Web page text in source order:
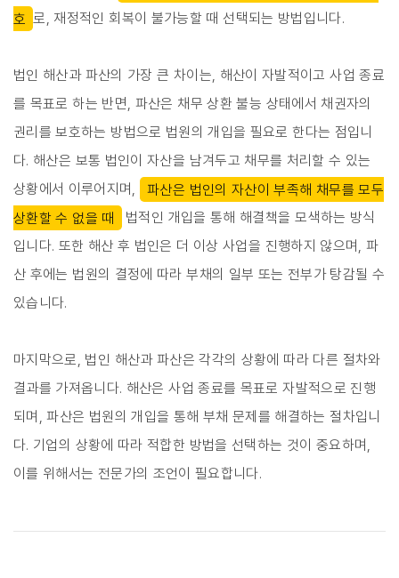
호 로, 재정적인 회복이 불가능할 때 선택되는 방법입니다.
법인 해산과 파산의 가장 큰 차이는, 해산이 자발적이고 사업 종료
를 목표로 하는 반면, 파산은 채무 상환 불능 상태에서 채권자의
권리를 보호하는 방법으로 법원의 개입을 필요로 한다는 점입니
다. 해산은 보통 법인이 자산을 남겨두고 채무를 처리할 수 있는
상황에서 이루어지며,
파산은 법인의 자산이 부족해 채무를 모두
상환할 수 없을 때
법적인 개입을 통해 해결책을 모색하는 방식
입니다. 또한 해산 후 법인은 더 이상 사업을 진행하지 않으며, 파
산 후에는 법원의 결정에 따라 부채의 일부 또는 전부가 탕감될 수
있습니다.
마지막으로, 법인 해산과 파산은 각각의 상황에 따라 다른 절차와
결과를 가져옵니다. 해산은 사업 종료를 목표로 자발적으로 진행
되며, 파산은 법원의 개입을 통해 부채 문제를 해결하는 절차입니
다. 기업의 상황에 따라 적합한 방법을 선택하는 것이 중요하며,
이를 위해서는 전문가의 조언이 필요합니다.